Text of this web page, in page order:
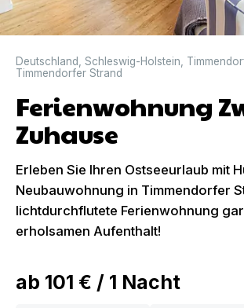
Deutschland Schleswig-Holstein
Timmendorfer Strand
Ferienwohnung
Zuhause
Erleben Sie Ihren Ostseeurlaub mit
Neubauwohnung in Timmendorfer
lichtdurchflutete Ferienwohnung
erholsamen Aufenthalt!
ab 101 € / 1 Nacht